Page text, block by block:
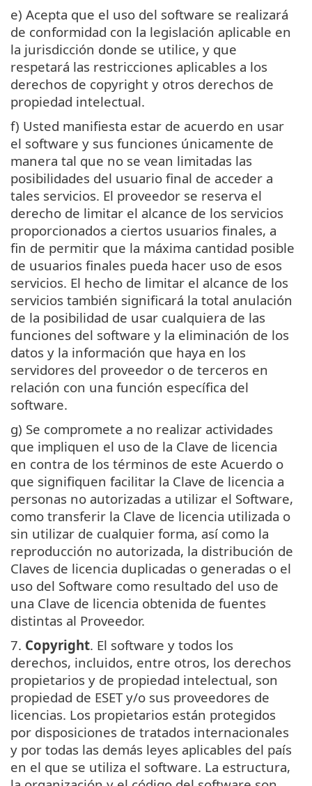
e) Acepta que el uso del software se realizará
de conformidad con la legislación aplicable en
la jurisdicción donde se utilice, y que
respetará las restricciones aplicables a los
derechos de copyright y otros derechos de
propiedad intelectual.
f) Usted manifiesta estar de acuerdo en usar
el software y sus funciones únicamente de
manera tal que no se vean limitadas las
posibilidades del usuario final de acceder a
tales servicios. El proveedor se reserva el
derecho de limitar el alcance de los servicios
proporcionados a ciertos usuarios finales, a
fin de permitir que la máxima cantidad posible
de usuarios finales pueda hacer uso de esos
servicios. El hecho de limitar el alcance de los
servicios también significará la total anulación
de la posibilidad de usar cualquiera de las
funciones del software y la eliminación de los
datos y la información que haya en los
servidores del proveedor o de terceros en
relación con una función específica del
software.
g) Se compromete a no realizar actividades
que impliquen el uso de la Clave de licencia
en contra de los términos de este Acuerdo o
que signifiquen facilitar la Clave de licencia a
personas no autorizadas a utilizar el Software,
como transferir la Clave de licencia utilizada o
sin utilizar de cualquier forma, así como la
reproducción no autorizada, la distribución de
Claves de licencia duplicadas o generadas o el
uso del Software como resultado del uso de
una Clave de licencia obtenida de fuentes
distintas al Proveedor.
7. Copyright. El software y todos los
derechos, incluidos, entre otros, los derechos
propietarios y de propiedad intelectual, son
propiedad de ESET y/o sus proveedores de
licencias. Los propietarios están protegidos
por disposiciones de tratados internacionales
y por todas las demás leyes aplicables del país
en el que se utiliza el software. La estructura,